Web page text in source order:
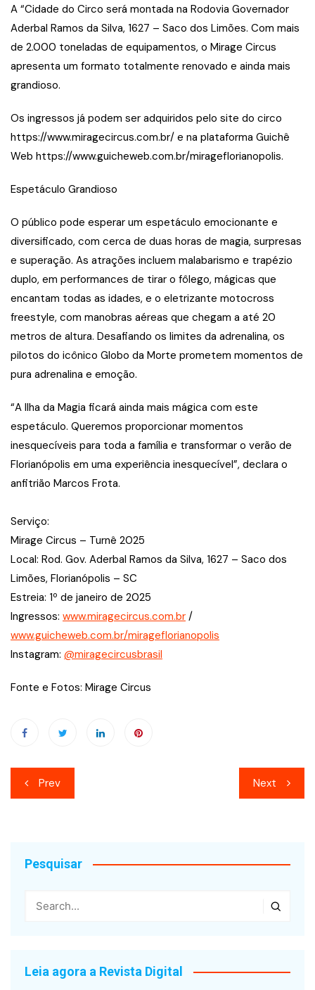
A “Cidade do Circo será montada na Rodovia Governador
Aderbal Ramos da Silva, 1627 – Saco dos Limões. Com mais
de 2.000 toneladas de equipamentos, o Mirage Circus
apresenta um formato totalmente renovado e ainda mais
grandioso.
Os ingressos já podem ser adquiridos pelo site do circo
https://www.miragecircus.com.br/ e na plataforma Guichê
Web https://www.guicheweb.com.br/mirageflorianopolis.
Espetáculo Grandioso
O público pode esperar um espetáculo emocionante e
diversificado, com cerca de duas horas de magia, surpresas
e superação. As atrações incluem malabarismo e trapézio
duplo, em performances de tirar o fôlego, mágicas que
encantam todas as idades, e o eletrizante motocross
freestyle, com manobras aéreas que chegam a até 20
metros de altura. Desafiando os limites da adrenalina, os
pilotos do icônico Globo da Morte prometem momentos de
pura adrenalina e emoção.
“A Ilha da Magia ficará ainda mais mágica com este
espetáculo. Queremos proporcionar momentos
inesquecíveis para toda a família e transformar o verão de
Florianópolis em uma experiência inesquecível”, declara o
anfitrião Marcos Frota.
Serviço:
Mirage Circus – Turnê 2025
Local: Rod. Gov. Aderbal Ramos da Silva, 1627 – Saco dos
Limões, Florianópolis – SC
Estreia: 1º de janeiro de 2025
Ingressos: www.miragecircus.com.br /
www.guicheweb.com.br/mirageflorianopolis
Instagram: @miragecircusbrasil
Fonte e Fotos: Mirage Circus
Navegação
de
Prev Next
Pesquisar
Leia agora a Revista Digital